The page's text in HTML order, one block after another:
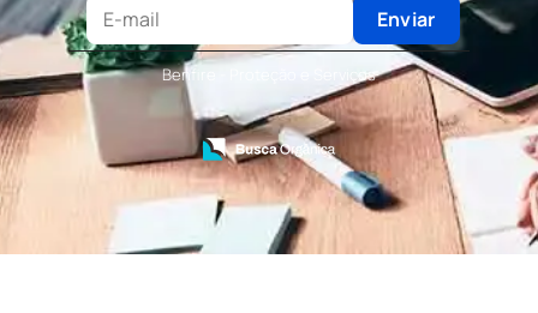
Terceirização de Recepcionista
Terceirização de Serviços de Recepcionistas
Treinamento de Bombeiro Civil
Treinamento de Bombeiros
Treinamento de Brigada
Treinamento de Brigada de Emergência
Treinamento de Brigada de Incêndio
Treinamento de Brigada de Incêndio Valor
Treinamento de Brigadista de Incêndio
Treinamento de Combate a Incêndio NR 23
Enviar
Benfire - Proteção e Serviços